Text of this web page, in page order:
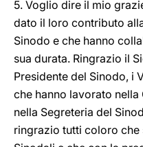
5. Voglio dire il mio
dato il loro contributo
Sinodo e che hanno
sua durata. Ringrazio il
Presidente del Sinodo, i
che hanno lavorato nella
nella Segreteria del
ringrazio tutti coloro che